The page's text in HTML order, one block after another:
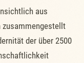
aus
zusammengestellt
der über 2500